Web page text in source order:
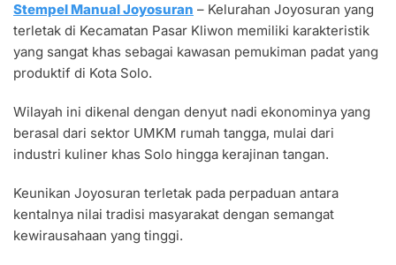
MANUAL
JOYOSURAN
CAP
TAJAM
DAN
Stempel Manual Joyosuran – Kelurahan Joyosuran yang
terletak di Kecamatan Pasar Kliwon memiliki karakteristik
yang sangat khas sebagai kawasan pemukiman padat yang
produktif di Kota Solo.
Wilayah ini dikenal dengan denyut nadi ekonominya yang
berasal dari sektor UMKM rumah tangga, mulai dari
industri kuliner khas Solo hingga kerajinan tangan.
Keunikan Joyosuran terletak pada perpaduan antara
kentalnya nilai tradisi masyarakat dengan semangat
kewirausahaan yang tinggi.